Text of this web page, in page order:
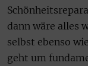
dann wäre alles
selbst ebenso
geht um